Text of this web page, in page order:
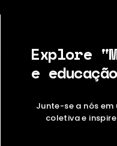
Explore
e
Junte-se a nós
coletiva e